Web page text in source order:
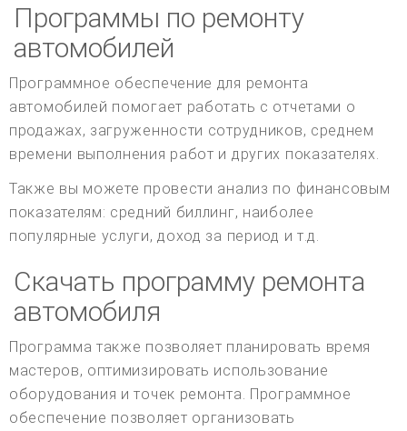
Программы по ремонту
автомобилей
Программное обеспечение для ремонта
автомобилей помогает работать с отчетами о
продажах, загруженности сотрудников, среднем
времени выполнения работ и других показателях.
Также вы можете провести анализ по финансовым
показателям: средний биллинг, наиболее
популярные услуги, доход за период и т.д.
Скачать программу ремонта
автомобиля
Программа также позволяет планировать время
мастеров, оптимизировать использование
оборудования и точек ремонта. Программное
обеспечение позволяет организовать